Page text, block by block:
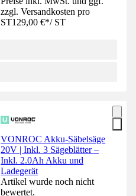
zzgl. Versandkosten pro
ST129,00 €*/ ST
VONROC Akku-Säbelsäge
20V | Inkl. 3 Sägeblätter –
Inkl. 2.0Ah Akku und
Ladegerät
Artikel wurde noch nicht
bewertet.